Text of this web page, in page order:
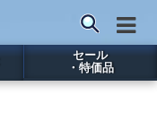
セール
・特価品